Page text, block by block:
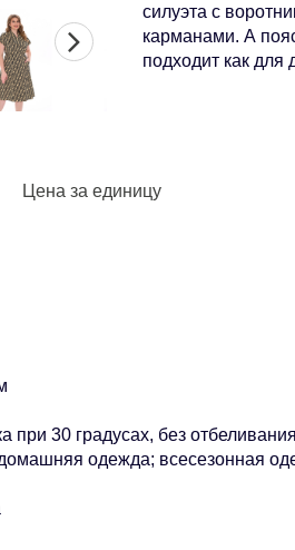
силуэта с
карманами. А
подходит как для
при 30 градусах, без отбеливания
одежда; всесезонная
Цена за единицу